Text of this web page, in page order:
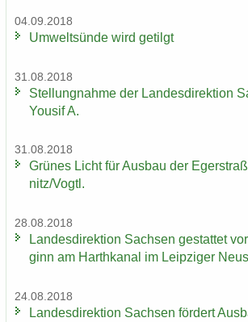
04.09.2018
Um­welt­sün­de wird ge­tilgt
31.08.2018
Stel­lung­nah­me der Lan­des­di­rek­ti­on
You­sif A.
31.08.2018
Grü­nes Licht für Aus­bau der
nitz/Vogtl.
28.08.2018
Lan­des­di­rek­ti­on Sach­sen ge­stat­tet
ginn am Harth­ka­nal im Leip­zi­ger
24.08.2018
Lan­des­di­rek­ti­on Sach­sen för­dert